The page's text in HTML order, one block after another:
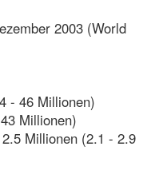
2003 (World
- 46 Millionen)
Millionen)
Millionen (2.1 - 2.9